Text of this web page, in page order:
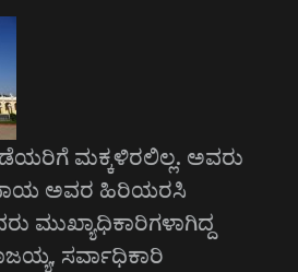
ಮಕ್ಕಳಿರಲಿಲ್ಲ. ಅವರು
ಅವರ ಹಿರಿಯರಸಿ
ಮುಖ್ಯಾಧಿಕಾರಿಗಳಾಗಿದ್ದ
ಸರ್ವಾಧಿಕಾರಿ